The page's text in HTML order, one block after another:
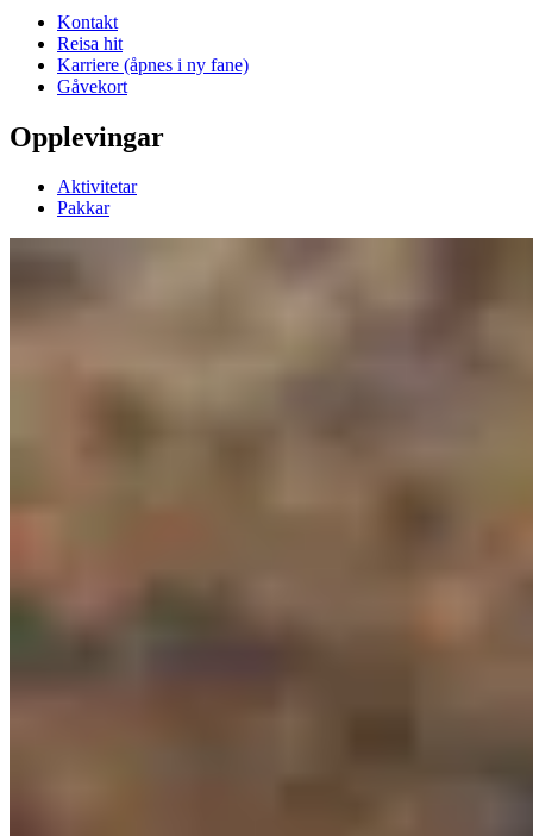
Kontakt
Reisa hit
Karriere (åpnes i ny fane)
Gåvekort
Opplevingar
Aktivitetar
Pakkar